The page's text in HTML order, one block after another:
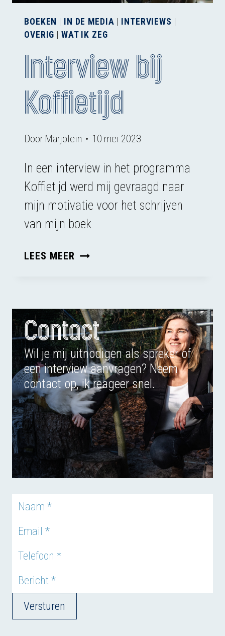
BOEKEN | IN DE MEDIA | INTERVIEWS |
OVERIG | WAT IK ZEG
Interview bij
Koffietijd
Door Marjolein 10 mei 2023
In een interview in het programma
Koffietijd werd mij gevraagd naar
mijn motivatie voor het schrijven
van mijn boek
LEES MEER INTERVIEW
Contact
Wil je mij uitnodigen als spreker of
een interview aanvragen? Neem
contact op, ik reageer snel.
Versturen